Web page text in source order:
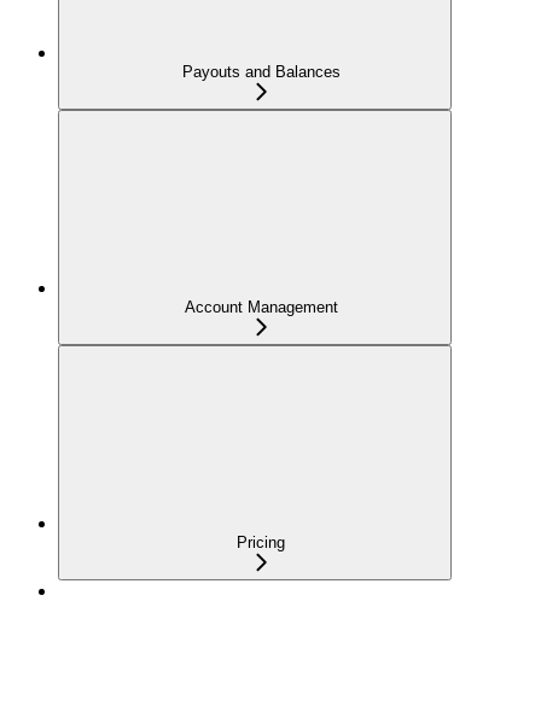
Payouts and Balances
Account Management
Pricing